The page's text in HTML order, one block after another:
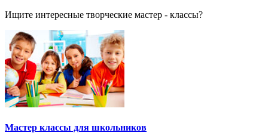
Ищите интересные творческие мастер - классы?
Мастер классы для школьников